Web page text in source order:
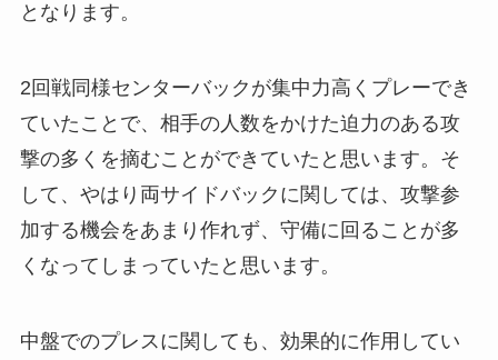
となります。
2回戦同様センターバックが集中力高くプレーでき
ていたことで、相手の人数をかけた迫力のある攻
撃の多くを摘むことができていたと思います。そ
して、やはり両サイドバックに関しては、攻撃参
加する機会をあまり作れず、守備に回ることが多
くなってしまっていたと思います。
中盤でのプレスに関しても、効果的に作用してい